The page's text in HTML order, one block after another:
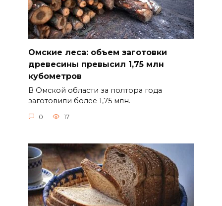
Омские леса: объем заготовки
древесины превысил 1,75 млн
кубометров
В Омской области за полтора года
заготовили более 1,75 млн.
0 17